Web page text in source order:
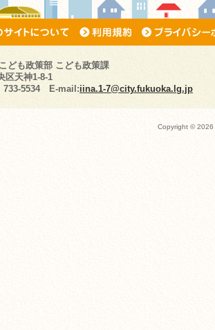
ども政策部 こども政策課
区天神1-8-1
733-5534 E-mail:iina.1-7@city.fukuoka.lg.jp
Copyright ©2026